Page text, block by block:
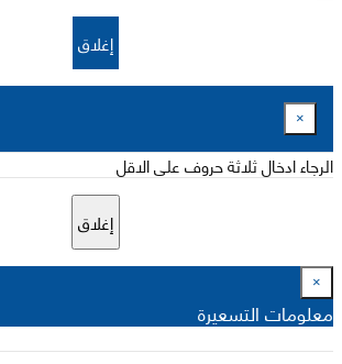
إغلاق
×
الرجاء ادخال ثلاثة حروف على الاقل
إغلاق
×
معلومات التسعيرة